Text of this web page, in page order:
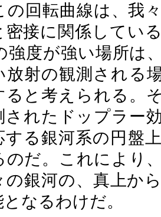
の回転曲線は、我
密接に関係してい
強度が強い場所は
放射の観測される
ると考えられる。
されたドップラー
する銀河系の円盤
のだ。これにより
の銀河の、真上か
なるわけだ。